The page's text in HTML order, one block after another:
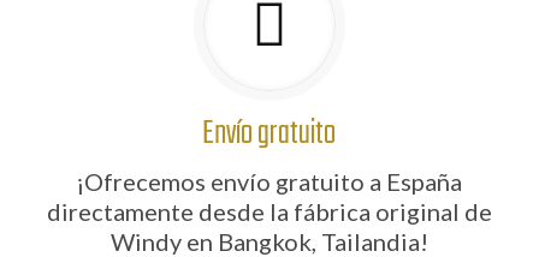
Envío gratuito
¡Ofrecemos envío gratuito a España
directamente desde la fábrica original de
Windy en Bangkok, Tailandia!